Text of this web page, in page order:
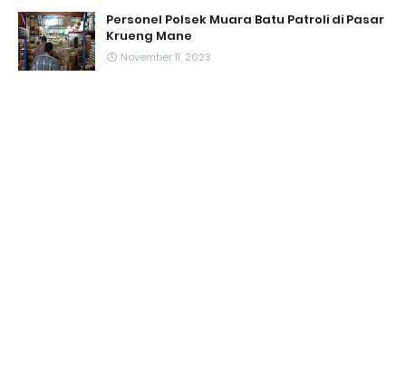
Personel Polsek Muara Batu Patroli di Pasar
Krueng Mane
November 11, 2023